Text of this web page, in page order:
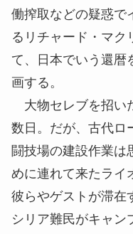
働搾取などの疑惑で
るリチャード・マク
て、日本でいう還暦
画する。
大物セレブを招い
数日。だが、古代ロ
闘技場の建設作業は
めに連れて来たライ
彼らやゲストが滞在
シリア難民がキャン